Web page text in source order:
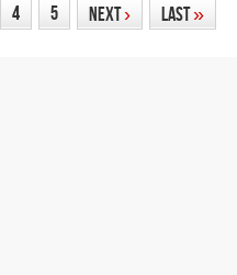
4 5 Next› Last»